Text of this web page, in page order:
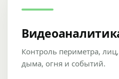
Контроль периметра, лиц,
дыма, огня и событий.